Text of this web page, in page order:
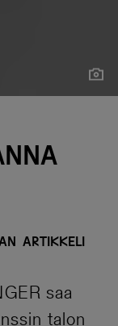
Artikkeli
saa
talon